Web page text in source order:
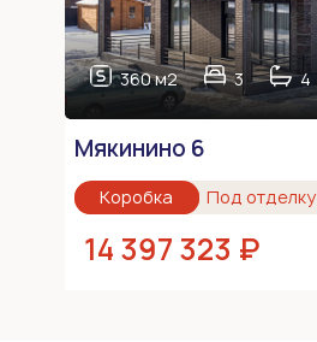
360 м2 3 4
Мякинино 6
Коробка Под отделку
14 397 323 ₽